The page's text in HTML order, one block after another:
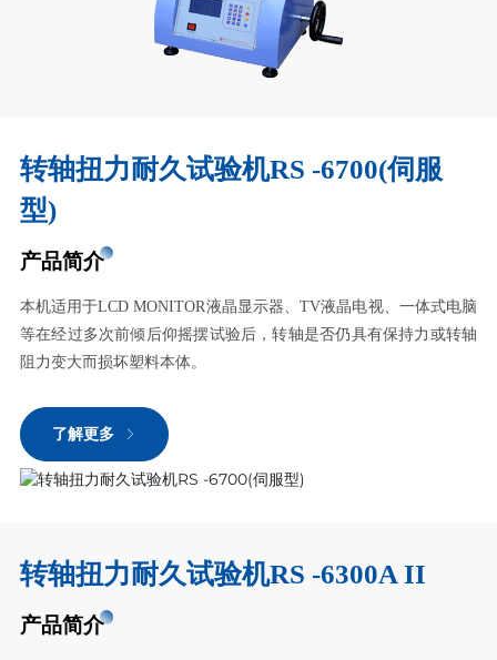
转轴扭力耐久试验机RS -6700(伺服
型)
产品简介
本机适用于LCD MONITOR液晶显示器、TV液晶电视、一体式电脑
等在经过多次前倾后仰摇摆试验后，转轴是否仍具有保持力或转轴
阻力变大而损坏塑料本体。
了解更多
转轴扭力耐久试验机RS -6300A II
产品简介